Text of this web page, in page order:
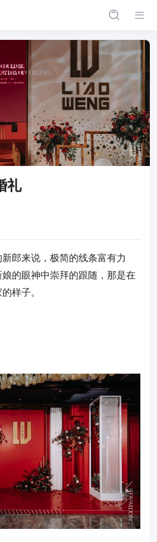
礼
郎来说，极简的线条富有力
的眼神中崇拜的跟随，那是在
样子。